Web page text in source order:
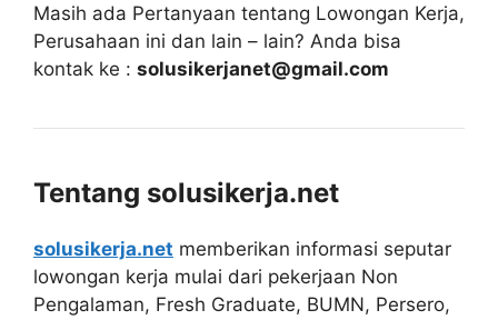
Masih ada Pertanyaan tentang Lowongan Kerja,
Perusahaan ini dan lain – lain? Anda bisa
kontak ke : solusikerjanet@gmail.com
Tentang solusikerja.net
solusikerja.net memberikan informasi seputar
lowongan kerja mulai dari pekerjaan Non
Pengalaman, Fresh Graduate, BUMN, Persero,